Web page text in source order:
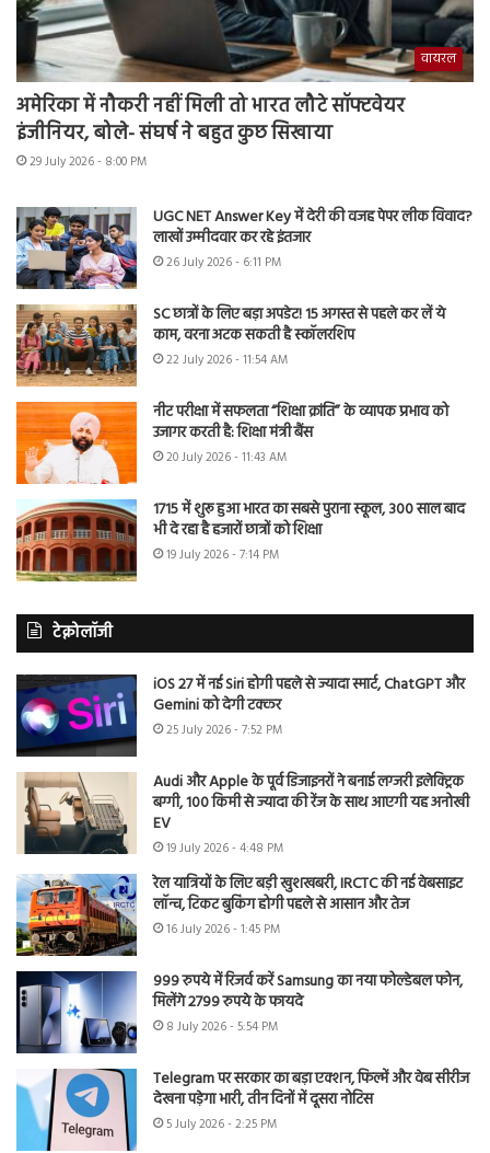
वायरल
अमेरिका में नौकरी नहीं मिली तो भारत लौटे सॉफ्टवेयर
इंजीनियर, बोले- संघर्ष ने बहुत कुछ सिखाया
29 July 2026 - 8:00 PM
UGC NET Answer Key में देरी की वजह पेपर लीक विवाद?
लाखों उम्मीदवार कर रहे इंतजार
26 July 2026 - 6:11 PM
SC छात्रों के लिए बड़ा अपडेट! 15 अगस्त से पहले कर लें ये
काम, वरना अटक सकती है स्कॉलरशिप
22 July 2026 - 11:54 AM
नीट परीक्षा में सफलता “शिक्षा क्रांति” के व्यापक प्रभाव को
उजागर करती है: शिक्षा मंत्री बैंस
20 July 2026 - 11:43 AM
1715 में शुरू हुआ भारत का सबसे पुराना स्कूल, 300 साल बाद
भी दे रहा है हजारों छात्रों को शिक्षा
19 July 2026 - 7:14 PM
टेक्नोलॉजी
iOS 27 में नई Siri होगी पहले से ज्यादा स्मार्ट, ChatGPT और
Gemini को देगी टक्कर
25 July 2026 - 7:52 PM
Audi और Apple के पूर्व डिजाइनरों ने बनाई लग्जरी इलेक्ट्रिक
बग्गी, 100 किमी से ज्यादा की रेंज के साथ आएगी यह अनोखी
EV
19 July 2026 - 4:48 PM
रेल यात्रियों के लिए बड़ी खुशखबरी, IRCTC की नई वेबसाइट
लॉन्च, टिकट बुकिंग होगी पहले से आसान और तेज
16 July 2026 - 1:45 PM
999 रुपये में रिजर्व करें Samsung का नया फोल्डेबल फोन,
मिलेंगे 2799 रुपये के फायदे
8 July 2026 - 5:54 PM
Telegram पर सरकार का बड़ा एक्शन, फिल्में और वेब सीरीज
देखना पड़ेगा भारी, तीन दिनों में दूसरा नोटिस
5 July 2026 - 2:25 PM